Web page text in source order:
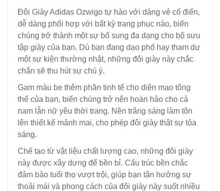
Đôi Giày Adidas Ozwigo tự hào với dáng vẻ cổ điển,
dễ dàng phối hợp với bất kỳ trang phục nào, biến
chúng trở thành một sự bổ sung đa dạng cho bộ sưu
tập giày của bạn. Dù bạn đang dạo phố hay tham dự
một sự kiện thường nhật, những đôi giày này chắc
chắn sẽ thu hút sự chú ý.
Gam màu be thêm phần tinh tế cho diện mạo tổng
thể của bạn, biến chúng trở nên hoàn hảo cho cả
nam lẫn nữ yêu thời trang. Nền trắng sáng làm tôn
lên thiết kế mảnh mai, cho phép đôi giày thật sự tỏa
sáng.
Chế tạo từ vật liệu chất lượng cao, những đôi giày
này được xây dựng để bền bỉ. Cấu trúc bền chắc
đảm bảo tuổi thọ vượt trội, giúp bạn tận hưởng sự
thoải mái và phong cách của đôi giày này suốt nhiều